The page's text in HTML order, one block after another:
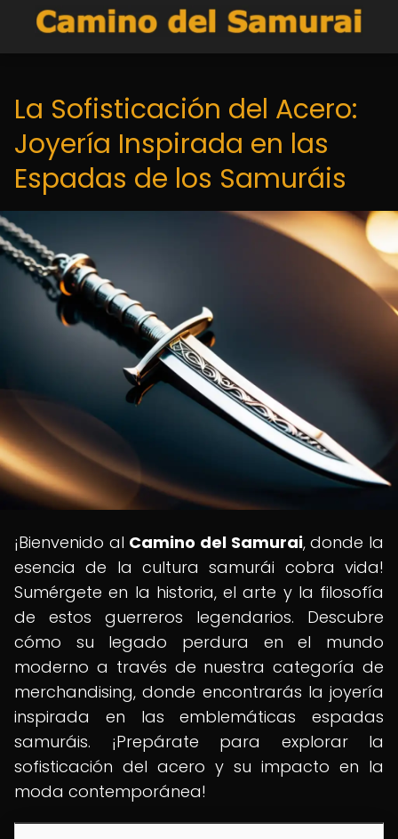
La Sofisticación del Acero:
Joyería Inspirada en las
Espadas de los Samuráis
¡Bienvenido al Camino del Samurai, donde la
esencia de la cultura samurái cobra vida!
Sumérgete en la historia, el arte y la filosofía
de estos guerreros legendarios. Descubre
cómo su legado perdura en el mundo
moderno a través de nuestra categoría de
merchandising, donde encontrarás la joyería
inspirada en las emblemáticas espadas
samuráis. ¡Prepárate para explorar la
sofisticación del acero y su impacto en la
moda contemporánea!